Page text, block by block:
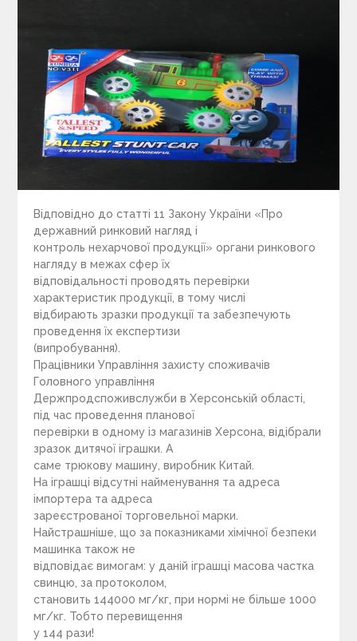
Відповідно до статті 11 Закону України «Про
державний ринковий нагляд і
контроль нехарчової продукції» органи ринкового
нагляду в межах сфер їх
відповідальності проводять перевірки
характеристик продукції, в тому числі
відбирають зразки продукції та забезпечують
проведення їх експертизи
(випробування).
Працівники Управління захисту споживачів
Головного управління
Держпродспоживслужби в Херсонській області,
під час проведення планової
перевірки в одному із магазинів Херсона, відібрали
зразок дитячої іграшки. А
саме трюкову машину, виробник Китай.
На іграшці відсутні найменування та адреса
імпортера та адреса
зареєстрованої торговельної марки.
Найстрашніше, що за показниками хімічної безпеки
машинка також не
відповідає вимогам: у даній іграшці масова частка
свинцю, за протоколом,
становить 144000 мг/кг, при нормі не більше 1000
мг/кг. Тобто перевищення
у 144 рази!